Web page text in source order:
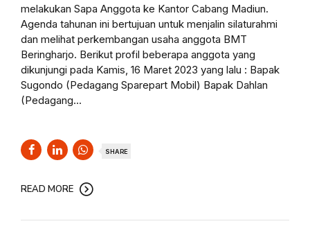
melakukan Sapa Anggota ke Kantor Cabang Madiun.
Agenda tahunan ini bertujuan untuk menjalin silaturahmi
dan melihat perkembangan usaha anggota BMT
Beringharjo. Berikut profil beberapa anggota yang
dikunjungi pada Kamis, 16 Maret 2023 yang lalu : Bapak
Sugondo (Pedagang Sparepart Mobil) Bapak Dahlan
(Pedagang...
SHARE
READ MORE